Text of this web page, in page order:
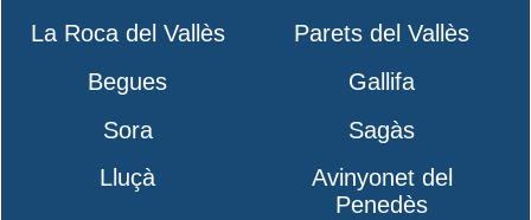
La Roca del Vallès
Parets del Vallès
Begues
Gallifa
Sora
Sagàs
Lluçà
Avinyonet del
Penedès